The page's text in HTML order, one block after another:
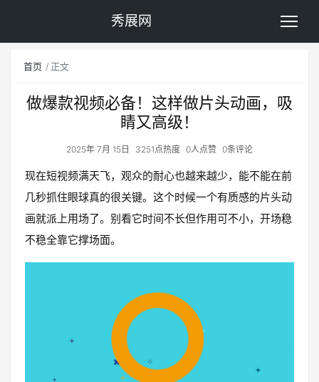
秀展网
首页 正文
做爆款视频必备！这样做片头动画，吸
睛又高级！
2025年 7月 15日 3251点热度 0人点赞 0条评论
现在短视频满天飞，观众的耐心也越来越少，能不能在前
几秒抓住眼球真的很关键。这个时候一个有质感的片头动
画就派上用场了。别看它时间不长但作用可不小，开场稳
不稳全靠它撑场面。